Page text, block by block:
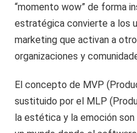
“momento wow” de forma
estratégica convierte a los
marketing que activan a
organizaciones y
El concepto de MVP
sustituido por el MLP
la estética y la emoción